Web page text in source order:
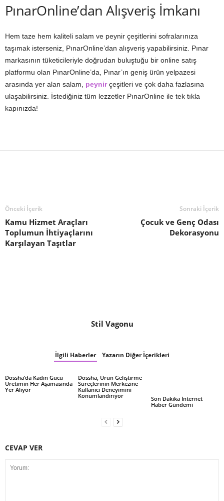
PınarOnline’dan Alışveriş İmkanı
Hem taze hem kaliteli salam ve peynir çeşitlerini sofralarınıza
taşımak isterseniz, PınarOnline’dan alışveriş yapabilirsiniz. Pınar
markasının tüketicileriyle doğrudan buluştuğu bir online satış
platformu olan PınarOnline’da, Pınar’ın geniş ürün yelpazesi
arasında yer alan salam, peynirçeşitleri ve çok daha fazlasına
ulaşabilirsiniz. İstediğiniz tüm lezzetler PınarOnline ile tek tıkla
kapınızda!
Önceki İçerik
Kamu Hizmet Araçları
Toplumun İhtiyaçlarını
Karşılayan Taşıtlar
Sonraki İçerik
Çocuk ve Genç Odası
Dekorasyonu
Stil Vagonu
İlgili Haberler Yazarın Diğer İçerikleri
Dossha’da Kadın Gücü
Üretimin Her Aşamasında
Yer Alıyor
Dossha, Ürün Geliştirme
Süreçlerinin Merkezine
Kullanıcı Deneyimini
Konumlandırıyor
Son Dakika İnternet
Haber Gündemi
CEVAP VER